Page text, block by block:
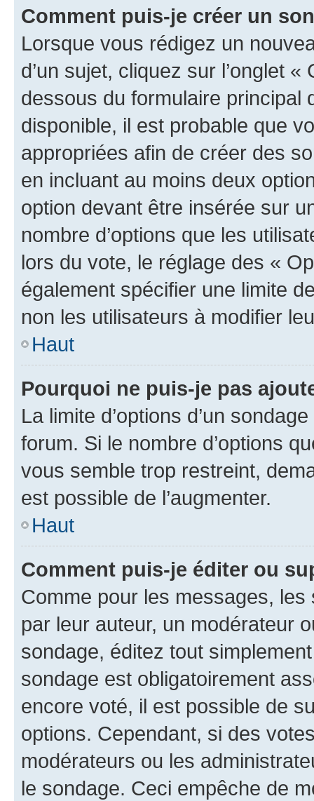
Comment puis-je créer un
Lorsque vous rédigez un
d’un sujet, cliquez sur l’onglet
dessous du formulaire principal
disponible, il est probable que
appropriées afin de créer des
en incluant au moins deux
option devant être insérée sur
nombre d’options que les
lors du vote, le réglage des «
également spécifier une limite
non les utilisateurs à modifier
Haut
Pourquoi ne puis-je pas
La limite d’options d’un
forum. Si le nombre d’options
vous semble trop restreint,
est possible de l’augmenter.
Haut
Comment puis-je éditer ou
Comme pour les messages,
par leur auteur, un modérateur
sondage, éditez tout
sondage est obligatoirement
encore voté, il est possible de
options. Cependant, si des
modérateurs ou les
le sondage. Ceci empêche de